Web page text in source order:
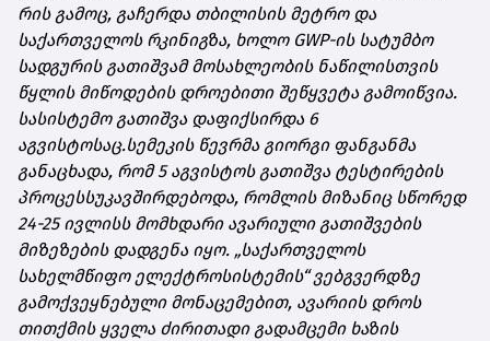
რის გამოც, გაჩერდა თბილისის მეტრო და
საქართველოს რკინიგზა, ხოლო GWP-ის სატუმბო
სადგურის გათიშვამ მოსახლეობის ნაწილისთვის
წყლის მიწოდების დროებითი შეწყვეტა გამოიწვია.
სასისტემო გათიშვა დაფიქსირდა 6
აგვისტოსაც.სემეკის წევრმა გიორგი ფანგანმა
განაცხადა, რომ 5 აგვისტოს გათიშვა ტესტირების
პროცესსუკავშირდებოდა, რომლის მიზანიც სწორედ
24-25 ივლისს მომხდარი ავარიული გათიშვების
მიზეზების დადგენა იყო. „საქართველოს
სახელმწიფო ელექტროსისტემის“ ვებგვერდზე
გამოქვეყნებული მონაცემებით, ავარიის დროს
თითქმის ყველა ძირითადი გადამცემი ხაზის